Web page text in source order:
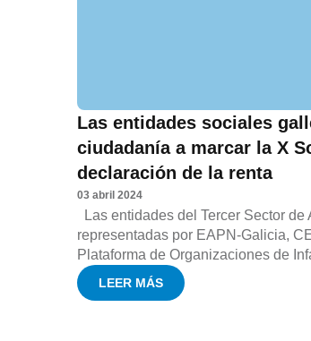
Las entidades sociales
ciudadanía a marcar la X
declaración de la renta
03 abril 2024
Las entidades del Tercer Sector
representadas por EAPN-Galicia,
Plataforma de Organizaciones de
LEER MÁS